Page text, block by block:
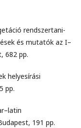
rendszertani-
és mutatók az I–
682 pp.
helyesírási
pp.
191 pp.